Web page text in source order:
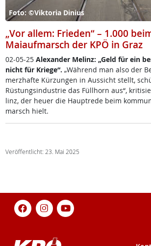
Foto: ©Viktoria Dinius
„Vor allem: Frieden“ – 1.000
Maiaufmarsch der KPÖ in Graz
02-05-25 Alex­an­der Me­linz: „Geld für ein
nicht für Krie­ge“. „Wäh­rend man al­so der
merz­haf­te Kür­zun­gen in Aus­sicht stellt,
Rüs­tungs­in­du­s­trie das Füll­horn aus“,
linz, der heu­er die Haupt­re­de beim
marsch hielt.
Veröffentlicht: 23. Mai 2025